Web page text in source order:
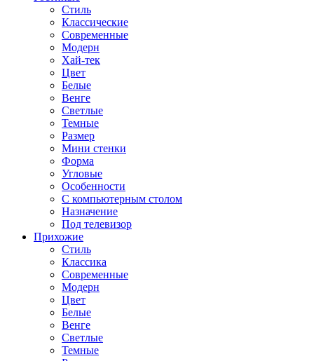
Стиль
Классические
Современные
Модерн
Хай-тек
Цвет
Белые
Венге
Светлые
Темные
Размер
Мини стенки
Форма
Угловые
Особенности
С компьютерным столом
Назначение
Под телевизор
Прихожие
Стиль
Классика
Современные
Модерн
Цвет
Белые
Венге
Светлые
Темные